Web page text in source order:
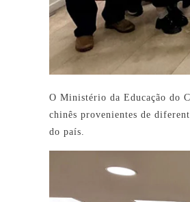
O Ministério da Educação do
chinês provenientes de
do país.